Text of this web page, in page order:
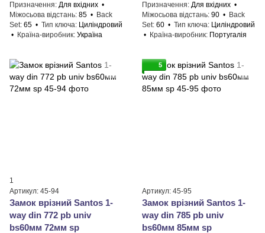
Призначення Для вхідних
Міжосьова відстань 85
Back
Set 65 Тип ключа Циліндровий
Країна-виробник Україна
Призначення Для вхідних
Міжосьова відстань 90
Back
Set 60 Тип ключа Циліндровий
Країна-виробник Португалія
1
Артикул: 45-94
Замок врізний Santos 1-
way din 772 pb univ
bs60мм 72мм sp
5
Артикул: 45-95
Замок врізний Santos 1-
way din 785 pb univ
bs60мм 85мм sp